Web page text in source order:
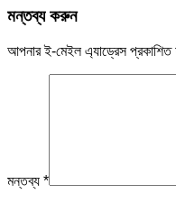
মন্তব্য করুন
আপনার ই-মেইল এ্যাড্রেস প্রকাশিত
মন্তব্য *